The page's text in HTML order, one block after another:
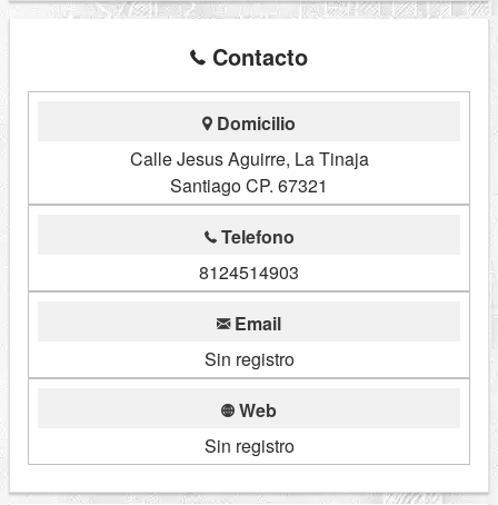
Contacto
Domicilio
Calle Jesus Aguirre, La Tinaja
Santiago CP. 67321
Telefono
8124514903
Email
Sin registro
Web
Sin registro